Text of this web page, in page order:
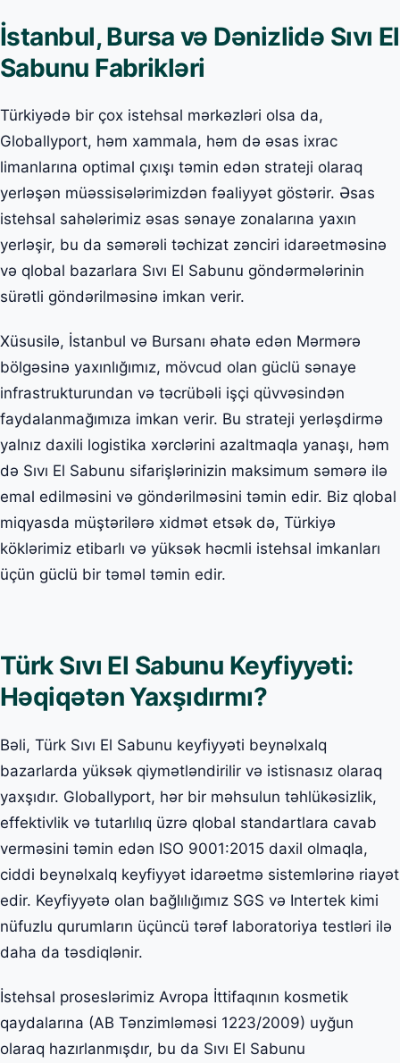
İstanbul, Bursa və Dənizlidə Sıvı El
Sabunu Fabrikləri
Türkiyədə bir çox istehsal mərkəzləri olsa da,
Globallyport, həm xammala, həm də əsas ixrac
limanlarına optimal çıxışı təmin edən strateji olaraq
yerləşən müəssisələrimizdən fəaliyyət göstərir. Əsas
istehsal sahələrimiz əsas sənaye zonalarına yaxın
yerləşir, bu da səmərəli təchizat zənciri idarəetməsinə
və qlobal bazarlara Sıvı El Sabunu göndərmələrinin
sürətli göndərilməsinə imkan verir.
Xüsusilə, İstanbul və Bursanı əhatə edən Mərmərə
bölgəsinə yaxınlığımız, mövcud olan güclü sənaye
infrastrukturundan və təcrübəli işçi qüvvəsindən
faydalanmağımıza imkan verir. Bu strateji yerləşdirmə
yalnız daxili logistika xərclərini azaltmaqla yanaşı, həm
də Sıvı El Sabunu sifarişlərinizin maksimum səmərə ilə
emal edilməsini və göndərilməsini təmin edir. Biz qlobal
miqyasda müştərilərə xidmət etsək də, Türkiyə
köklərimiz etibarlı və yüksək həcmli istehsal imkanları
üçün güclü bir təməl təmin edir.
Türk Sıvı El Sabunu Keyfiyyəti:
Həqiqətən Yaxşıdırmı?
Bəli, Türk Sıvı El Sabunu keyfiyyəti beynəlxalq
bazarlarda yüksək qiymətləndirilir və istisnasız olaraq
yaxşıdır. Globallyport, hər bir məhsulun təhlükəsizlik,
effektivlik və tutarlılıq üzrə qlobal standartlara cavab
verməsini təmin edən ISO 9001:2015 daxil olmaqla,
ciddi beynəlxalq keyfiyyət idarəetmə sistemlərinə riayət
edir. Keyfiyyətə olan bağlılığımız SGS və Intertek kimi
nüfuzlu qurumların üçüncü tərəf laboratoriya testləri ilə
daha da təsdiqlənir.
İstehsal proseslərimiz Avropa İttifaqının kosmetik
qaydalarına (AB Tənzimləməsi 1223/2009) uyğun
olaraq hazırlanmışdır, bu da Sıvı El Sabunu